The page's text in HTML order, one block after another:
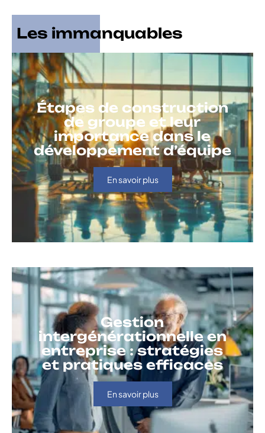
Les immanquables
Étapes de construction
de groupe et leur
importance dans le
développement d’équipe
En savoir plus
Gestion
intergénérationnelle en
entreprise : stratégies
et pratiques efficaces
En savoir plus